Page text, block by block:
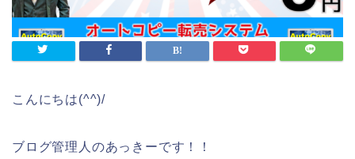
こんにちは(^^)/
ブログ管理人のあっきーです！！